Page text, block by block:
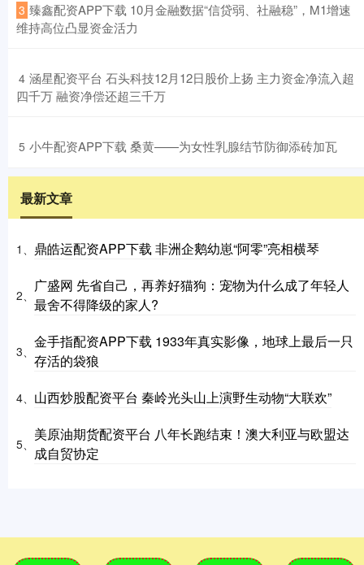
3 ​臻鑫配资APP下载 10月金融数据“信贷弱、社融稳”，M1增速
维持高位凸显资金活力
4 ​涵星配资平台 石头科技12月12日股价上扬 主力资金净流入超
四千万 融资净偿还超三千万
5 ​小牛配资APP下载 桑黄——为女性乳腺结节防御添砖加瓦
最新文章
1、 鼎皓运配资APP下载 非洲企鹅幼崽“阿零”亮相横琴
2、
广盛网 先省自己，再养好猫狗：宠物为什么成了年轻人
最舍不得降级的家人?
3、
金手指配资APP下载 1933年真实影像，地球上最后一只
存活的袋狼
4、 山西炒股配资平台 秦岭光头山上演野生动物“大联欢”
5、
美原油期货配资平台 八年长跑结束！澳大利亚与欧盟达
成自贸协定